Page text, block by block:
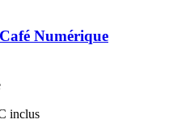
Numérique
inclus